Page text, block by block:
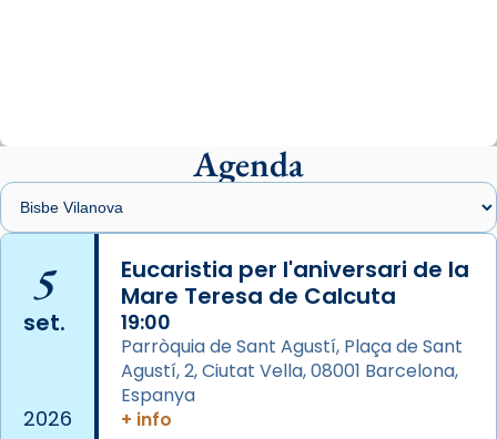
presidit aquest 27 de juliol la missa de Les
Santes de Mataró.
🔗
📸 J. Merino
Photo
View on Facebook ·
Arquebisbat de Barcelona
de Barcelona.
1 week ago
Agenda
5
set.
2026
Eucaristia per l'aniversari de la
Mare Teresa de Calcuta
19:00
Parròquia de Sant Agustí, Plaça de Sant
Agustí, 2, Ciutat Vella, 08001 Barcelona,
Espanya
+ info